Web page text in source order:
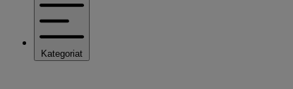
Kategoriat